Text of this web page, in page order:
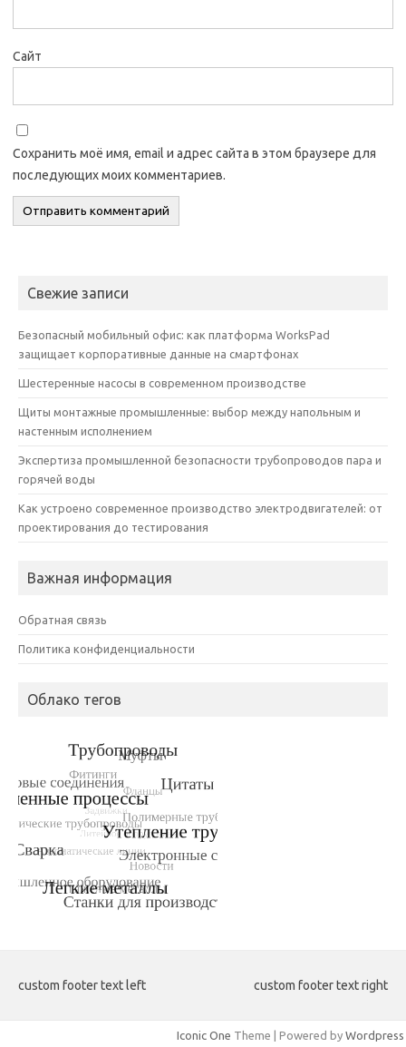
Сайт
Сохранить моё имя, email и адрес сайта в этом браузере для
последующих моих комментариев.
Свежие записи
Безопасный мобильный офис: как платформа WorksPad
защищает корпоративные данные на смартфонах
Шестеренные насосы в современном производстве
Щиты монтажные промышленные: выбор между напольным и
настенным исполнением
Экспертиза промышленной безопасности трубопроводов пара и
горячей воды
Как устроено современное производство электродвигателей: от
проектирования до тестирования
Важная информация
Обратная связь
Политика конфиденциальности
Облако тегов
custom footer text left custom footer text right
Iconic One Theme | Powered by Wordpress